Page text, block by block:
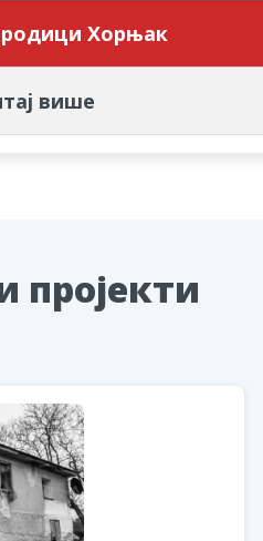
Хорњак
више
пројекти